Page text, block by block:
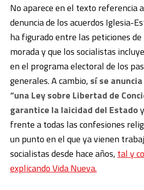
No aparece en el texto referencia
denuncia de los acuerdos Iglesia-
ha figurado entre las peticiones
morada y que los socialistas
en el programa electoral de los
generales. A cambio, sí se
“una Ley sobre Libertad de
garantice la laicidad del Estado
frente a todas las confesiones
un punto en el que ya vienen
socialistas desde hace años, tal y
explicando Vida Nueva.